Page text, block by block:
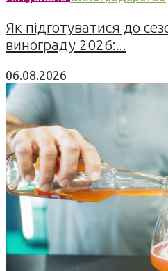
Як підготуватися до
винограду 2026:...
06.08.2026